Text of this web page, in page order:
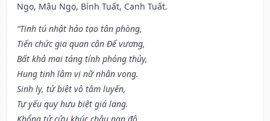
Ngọ, Mậu Ngọ, Bính Tuất, Canh Tuất.
“Tinh tú nhật hảo tạo tân phòng,
Tiến chức gia quan cận Đế vương,
Bất khả mai táng tính phóng thủy,
Hung tinh lâm vị nữ nhân vong.
Sinh ly, tử biệt vô tâm luyến,
Tự yếu quy hưu biệt giá lang.